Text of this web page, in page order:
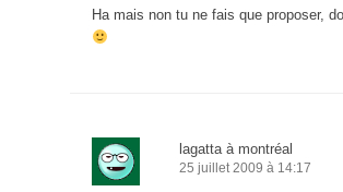
Ha mais non tu ne fais que proposer,
lagatta à montréal
25 juillet 2009 à 14:17